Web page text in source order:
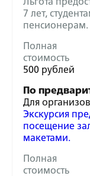
Льгота
7 лет,
пенсионерам.
Полная
стоимость
500 рублей
По
Для
Экскурсия
посещение
макетами.
Полная
стоимость